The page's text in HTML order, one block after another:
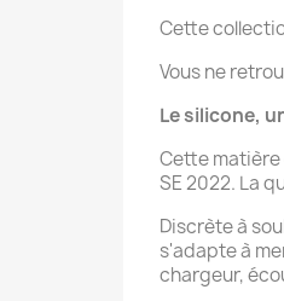
Cette
Vous ne
Le silicone,
Cette matière
SE 2022. La
Discrète à
s'adapte à
chargeur,